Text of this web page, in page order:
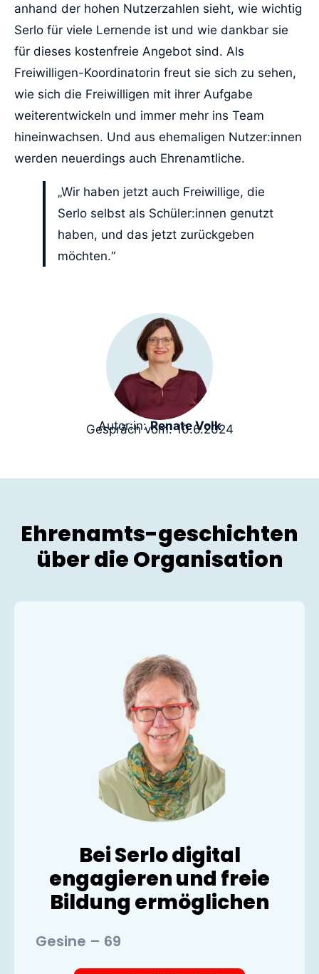
anhand der hohen Nutzerzahlen sieht, wie wichtig
Serlo für viele Lernende ist und wie dankbar sie
für dieses kostenfreie Angebot sind. Als
Freiwilligen-Koordinatorin freut sie sich zu sehen,
wie sich die Freiwilligen mit ihrer Aufgabe
weiterentwickeln und immer mehr ins Team
hineinwachsen. Und aus ehemaligen Nutzer:innen
werden neuerdings auch Ehrenamtliche.
„Wir haben jetzt auch Freiwillige, die
Serlo selbst als Schüler:innen genutzt
haben, und das jetzt zurückgeben
möchten.“
Autor:in:Renate Volk
Gespräch vom: 10.6.2024
Ehrenamts-geschichten
über die Organisation
Bei Serlo digital
engagieren und freie
Bildung ermöglichen
Gesine – 69